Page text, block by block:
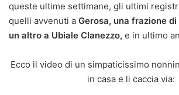
queste ultime settimane, gli ultimi
quelli avvenuti a Gerosa, una frazione
un altro a Ubiale Clanezzo, e in ultimo
Ecco il video di un simpaticissimo
in casa e li caccia via: